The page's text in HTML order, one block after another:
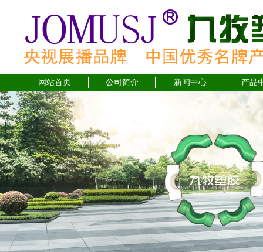
网站首页 公司简介 新闻中心 产品